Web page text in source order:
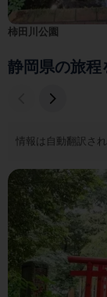
柿田川公園
静岡県の旅程
情報は自動翻訳され